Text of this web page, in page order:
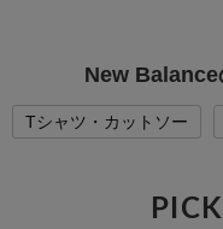
New Balance
Tシャツ・カットソー